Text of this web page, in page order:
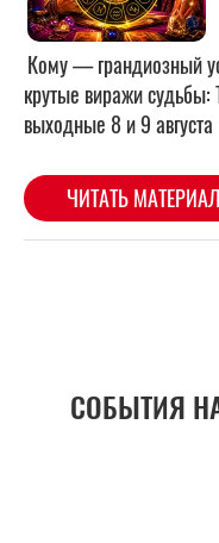
СОБЫТИЯ